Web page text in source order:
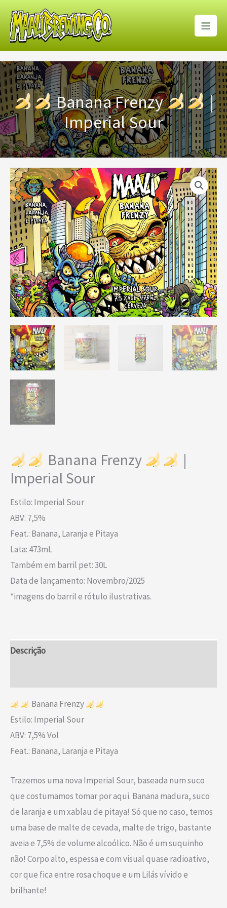
para
conteúdo
Banana Frenzy
|
Imperial Sour
Banana Frenzy
|
Imperial Sour
Estilo: Imperial Sour
ABV: 7,5%
Feat.: Banana, Laranja e Pitaya
Lata: 473mL
Também em barril pet: 30L
Data de lançamento: Novembro/2025
*imagens do barril e rótulo ilustrativas.
Descrição
Banana Frenzy
Estilo: Imperial Sour
ABV: 7,5% Vol
Feat.: Banana, Laranja e Pitaya
Trazemos uma nova Imperial Sour, baseada num suco
que costumamos tomar por aqui. Banana madura, suco
de laranja e um xablau de pitaya! Só que no caso, temos
uma base de malte de cevada, malte de trigo, bastante
aveia e 7,5% de volume alcoólico. Não é um suquinho
não! Corpo alto, espessa e com visual quase radioativo,
cor que fica entre rosa choque e um Lilás vívido e
brilhante!